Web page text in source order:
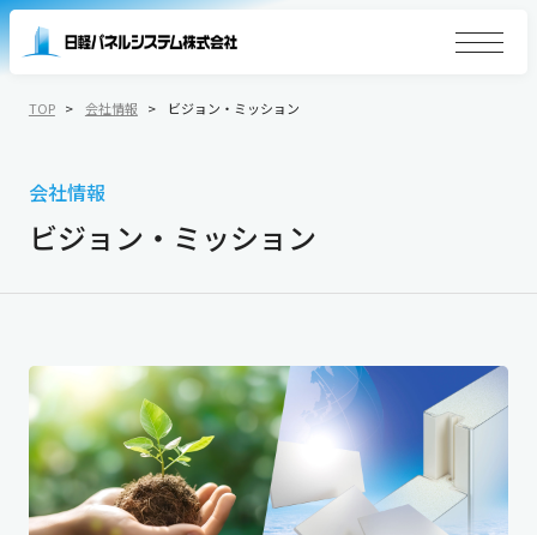
TOP 会社情報 ビジョン・ミッション
会社情報
ビジョン・ミッション